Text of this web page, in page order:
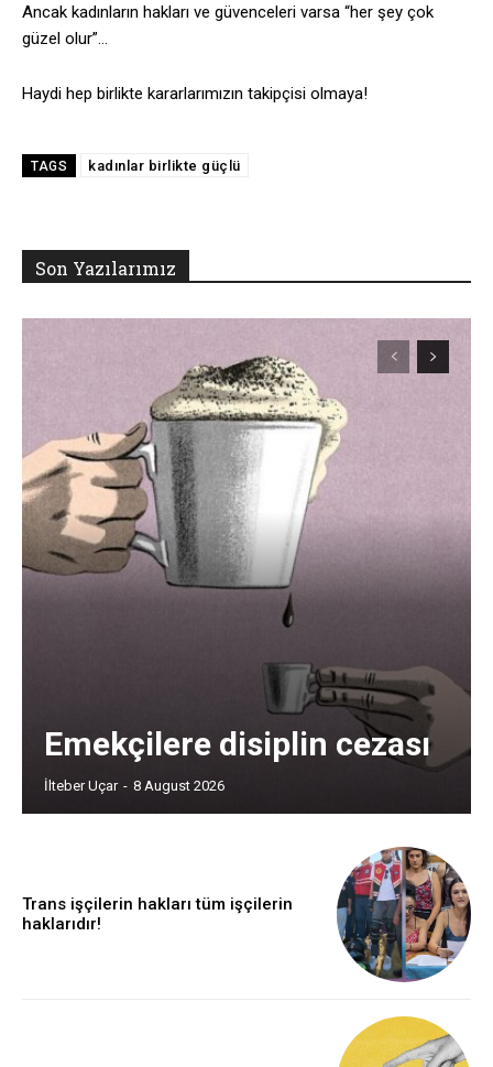
Ancak kadınların hakları ve güvenceleri varsa “her şey çok
güzel olur”…
Haydi hep birlikte kararlarımızın takipçisi olmaya!
TAGS kadınlar birlikte güçlü
Son Yazılarımız
Emekçilere disiplin cezası
İlteber Uçar - 8 August 2026
Trans işçilerin hakları tüm işçilerin
haklarıdır!